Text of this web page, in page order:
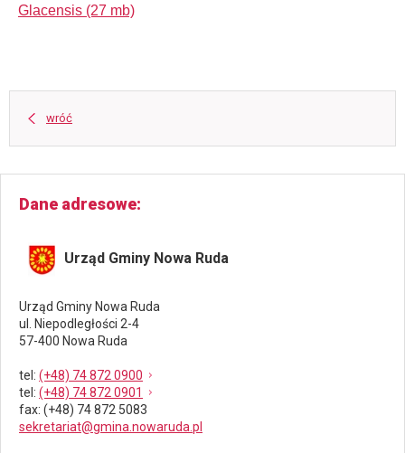
Glacensis (27 mb)
wróć
Dane adresowe
Urząd Gminy Nowa Ruda
Urząd Gminy Nowa Ruda
ul. Niepodległości 2-4
57-400 Nowa Ruda
tel : (+48) 74 872 0900
tel : (+48) 74 872 0901
fax: (+48) 74 872 5083
sekretariat@gmina.nowaruda.pl